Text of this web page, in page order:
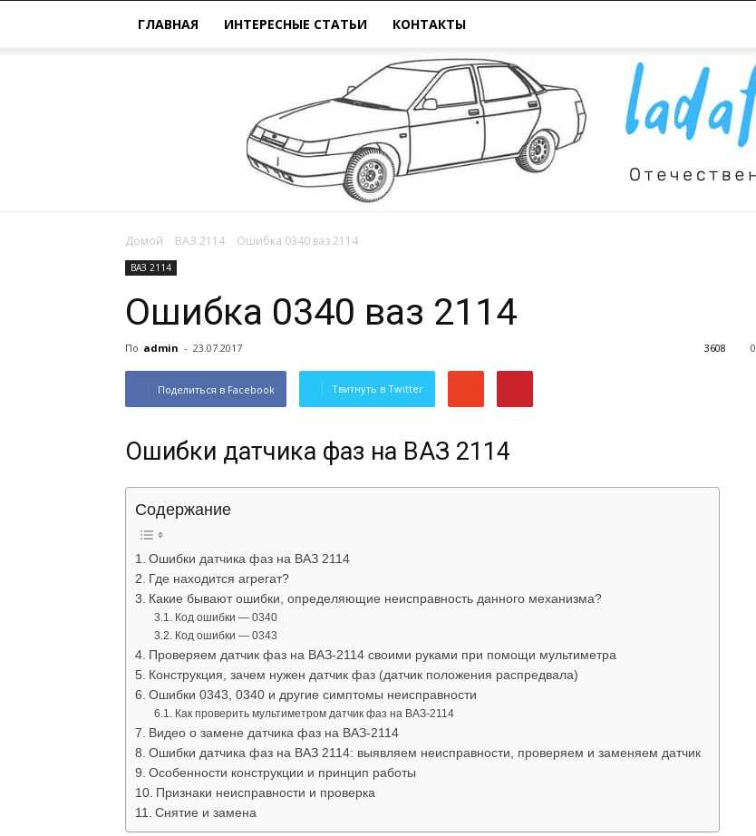
ГЛАВНАЯ ИНТЕРЕСНЫЕ СТАТЬИ КОНТАКТЫ
Домой ВАЗ 2114 Ошибка 0340 ваз 2114
ВАЗ 2114
Ошибка 0340 ваз 2114
По admin - 23.07.2017 0
3608
Поделиться в Facebook Твитнуть в Twitter
Ошибки датчика фаз на ВАЗ 2114
Содержание
Ошибки датчика фаз на ВАЗ 2114
Где находится агрегат?
Какие бывают ошибки, определяющие неисправность данного механизма?
Код ошибки — 0340
Код ошибки — 0343
Проверяем датчик фаз на ВАЗ-2114 своими руками при помощи мультиметра
Конструкция, зачем нужен датчик фаз (датчик положения распредвала)
Ошибки 0343, 0340 и другие симптомы неисправности
Как проверить мультиметром датчик фаз на ВАЗ-2114
Видео о замене датчика фаз на ВАЗ-2114
Ошибки датчика фаз на ВАЗ 2114: выявляем неисправности, проверяем и заменяем датчик
Особенности конструкции и принцип работы
Признаки неисправности и проверка
Снятие и замена